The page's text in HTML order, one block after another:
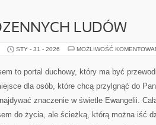
LUDÓW
STY - 31 - 2026 MOŻLIWOŚĆ
to portal duchowy, który ma być
dla osób, które chcą przylgnąć do
znaczenie w świetle Ewangelii.
do życia, ale ścieżką, którą można iść